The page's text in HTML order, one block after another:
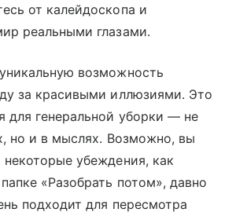
от калейдоскопа и
реальными глазами.
возможность
за красивыми иллюзиями. Это
для генеральной уборки — не
но и в мыслях. Возможно, вы
убеждения, как
«Разобрать потом», давно
подходит для пересмотра